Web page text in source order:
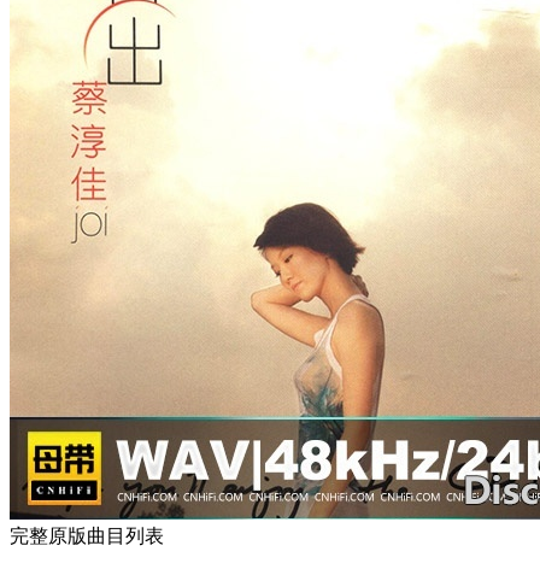
完整原版曲目列表